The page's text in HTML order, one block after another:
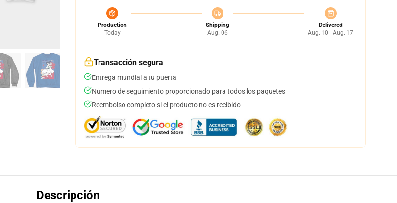
Production
Today
Shipping
Aug. 06
Delivered
Aug. 10 - Aug. 17
Transacción segura
Entrega mundial a tu puerta
Número de seguimiento proporcionado para todos los paquetes
Reembolso completo si el producto no es recibido
Descripción